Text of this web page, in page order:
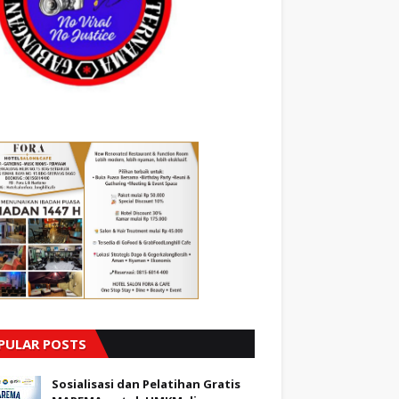
POSTS
Sosialisasi dan Pelatihan Gratis